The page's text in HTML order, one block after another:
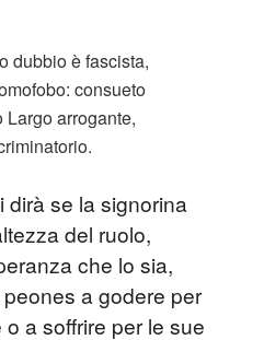
dubbio è fascista,
consueto
arrogante,
dirà se la signorina
del ruolo,
che lo sia,
a godere per
a soffrire per le sue